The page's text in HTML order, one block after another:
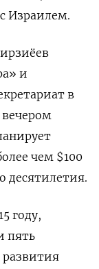
Израилем.
и
в
чем $100
десятилетия.
году,
пять
развития